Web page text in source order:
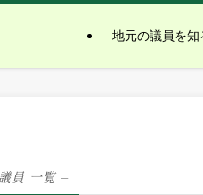
地元の議員を知
員 一覧 –